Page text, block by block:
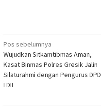
Navigasi
pos
Pos sebelumnya
Wujudkan Sitkamtibmas Aman,
Kasat Binmas Polres Gresik Jalin
Silaturahmi dengan Pengurus DPD
LDII